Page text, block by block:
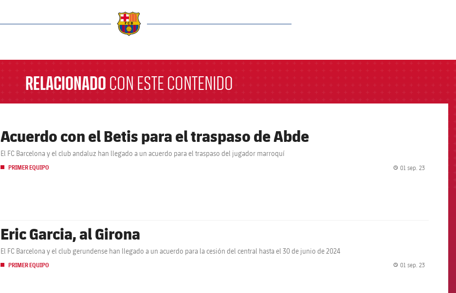
RELACIONADO CON ESTE CONTENIDO
Acuerdo con el Betis para el traspaso de Abde
El FC Barcelona y el club andaluz han llegado a un acuerdo para el traspaso del jugador marroquí
PRIMER EQUIPO 01 sep. 23
Eric Garcia, al Girona
El FC Barcelona y el club gerundense han llegado a un acuerdo para la cesión del central hasta el 30 de junio de 2024
PRIMER EQUIPO 01 sep. 23